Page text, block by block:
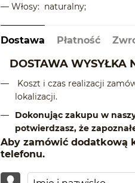
— Włosy: naturalny;
Dostawa Płatność
DOSTAWA WYSYŁKA
Koszt i czas realizacji
lokalizacji.
Dokonując zakupu w
potwierdzasz, że
Aby zamówić dodatkową
telefonu.